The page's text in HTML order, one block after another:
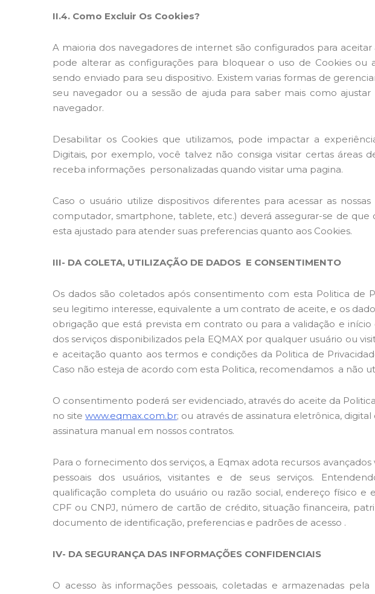
II.4. Como Excluir Os Cookies?
A maioria dos navegadores de internet são configurados para
pode alterar as configurações para bloquear o uso de Cookies
sendo enviado para seu dispositivo. Existem varias formas de
seu navegador ou a sessão de ajuda para saber mais como
navegador.
Desabilitar os Cookies que utilizamos, pode impactar a
Digitais, por exemplo, você talvez não consiga visitar certas áreas
receba informações personalizadas quando visitar uma pagina.
Caso o usuário utilize dispositivos diferentes para acessar as
computador, smartphone, tablete, etc.) deverá assegurar-se de que
esta ajustado para atender suas preferencias quanto aos Cookies.
III- DA COLETA, UTILIZAÇÃO DE DADOS E CONSENTIMENTO
Os dados são coletados após consentimento com esta Politica de
seu legitimo interesse, equivalente a um contrato de aceite, e os
obrigação que está prevista em contrato ou para a validação e
dos serviços disponibilizados pela EQMAX por qualquer usuário ou
e aceitação quanto aos termos e condições da Politica de
Caso não esteja de acordo com esta Politica, recomendamos a não
O consentimento poderá ser evidenciado, através do aceite da
no sitewww.eqmax.com.br; ou através de assinatura eletrônica,
assinatura manual em nossos contratos.
Para o fornecimento dos serviços, a Eqmax adota recursos
pessoais dos usuários, visitantes e de seus serviços.
qualificação completa do usuário ou razão social, endereço físico e
CPF ou CNPJ, número de cartão de crédito, situação financeira,
documento de identificação, preferencias e padrões de acesso .
IV- DA SEGURANÇA DAS INFORMAÇÕES CONFIDENCIAIS
O acesso às informações pessoais, coletadas e armazenadas